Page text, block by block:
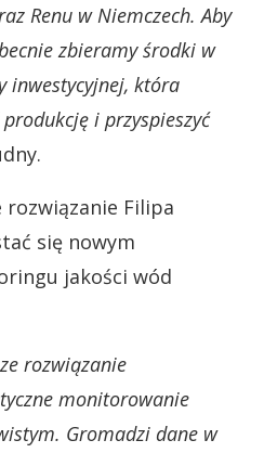
Renu w Niemczech. Aby
zbieramy środki w
inwestycyjnej, która
i przyspieszyć
rozwiązanie Filipa
się nowym
jakości wód
rozwiązanie
monitorowanie
Gromadzi dane w